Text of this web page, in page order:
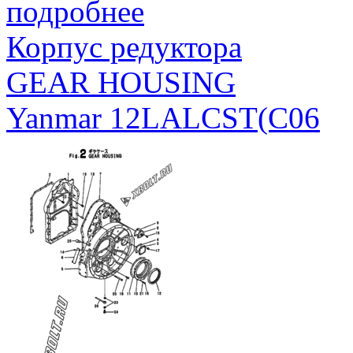
подробнее
Корпус редуктора
GEAR HOUSING
Yanmar 12LALCST(C06